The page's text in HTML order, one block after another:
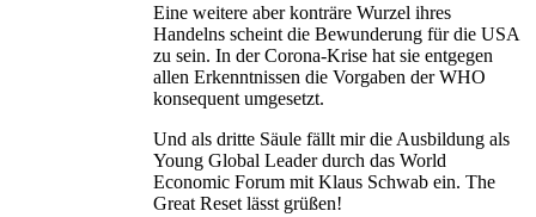
Eine weitere aber konträre Wurzel ihres
Handelns scheint die Bewunderung für die USA
zu sein. In der Corona-Krise hat sie entgegen
allen Erkenntnissen die Vorgaben der WHO
konsequent umgesetzt.
Und als dritte Säule fällt mir die Ausbildung als
Young Global Leader durch das World
Economic Forum mit Klaus Schwab ein. The
Great Reset lässt grüßen!